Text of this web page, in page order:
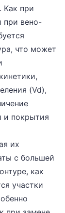
Как при
при вено-
что может
(Vd),
и покрытия
их
с большей
как
участки